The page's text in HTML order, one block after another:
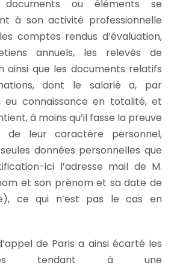
documents ou éléments se
à son activité professionnelle
comptes rendus d’évaluation,
annuels, les relevés de
ainsi que les documents relatifs
dont le salarié a, par
eu connaissance en totalité, et
à moins qu’il fasse la preuve
de leur caractère personnel,
données personnelles que
ici l’adresse mail de M.
et son prénom et sa date de
ce qui n’est pas le cas en
de Paris a ainsi écarté les
tendant à une